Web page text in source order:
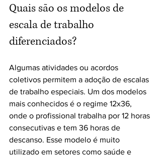
Quais são os modelos de
escala de trabalho
diferenciados?
Algumas atividades ou acordos
coletivos permitem a adoção de escalas
de trabalho especiais. Um dos modelos
mais conhecidos é o regime 12x36,
onde o profissional trabalha por 12 horas
consecutivas e tem 36 horas de
descanso. Esse modelo é muito
utilizado em setores como saúde e